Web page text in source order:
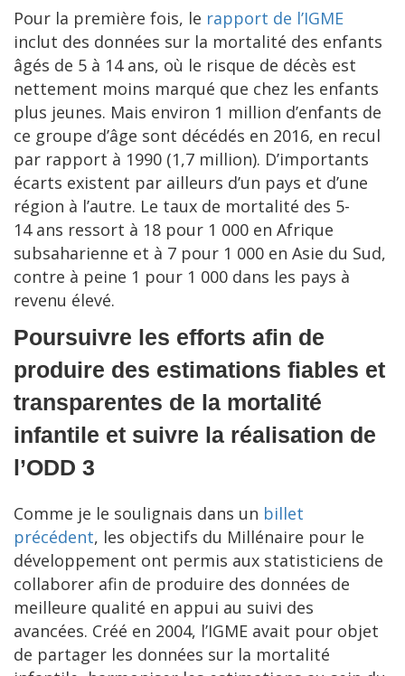
Pour la première fois, le rapport de l’IGME
inclut des données sur la mortalité des enfants
âgés de 5 à 14 ans, où le risque de décès est
nettement moins marqué que chez les enfants
plus jeunes. Mais environ 1 million d’enfants de
ce groupe d’âge sont décédés en 2016, en recul
par rapport à 1990 (1,7 million). D’importants
écarts existent par ailleurs d’un pays et d’une
région à l’autre. Le taux de mortalité des 5-
14 ans ressort à 18 pour 1 000 en Afrique
subsaharienne et à 7 pour 1 000 en Asie du Sud,
contre à peine 1 pour 1 000 dans les pays à
revenu élevé.
Poursuivre les efforts afin de
produire des estimations fiables et
transparentes de la mortalité
infantile et suivre la réalisation de
l’ODD 3
Comme je le soulignais dans un billet
précédent, les objectifs du Millénaire pour le
développement ont permis aux statisticiens de
collaborer afin de produire des données de
meilleure qualité en appui au suivi des
avancées. Créé en 2004, l’IGME avait pour objet
de partager les données sur la mortalité